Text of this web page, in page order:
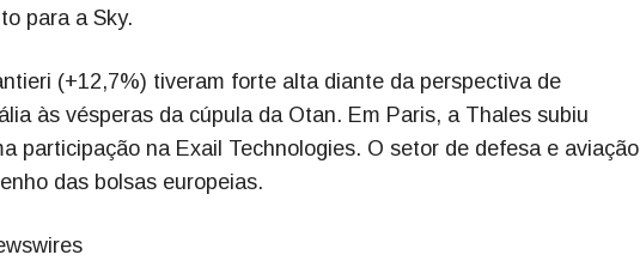
para a Sky.
(+12,7%) tiveram forte alta diante da perspectiva de
às vésperas da cúpula da Otan. Em Paris, a Thales subiu
participação na Exail Technologies. O setor de defesa e aviação
das bolsas europeias.